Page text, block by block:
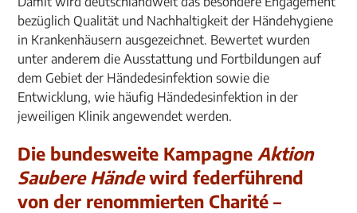
bezüglich Qualität und Nachhaltigkeit der Händehygiene
in Krankenhäusern ausgezeichnet. Bewertet wurden
unter anderem die Ausstattung und Fortbildungen auf
dem Gebiet der Händedesinfektion sowie die
Entwicklung, wie häufig Händedesinfektion in der
jeweiligen Klinik angewendet werden.
Die bundesweite Kampagne Aktion
Saubere Händewird federführend
von der renommierten Charité –